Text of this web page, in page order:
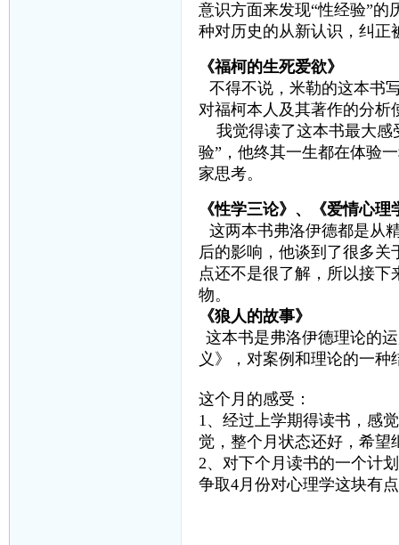
意识方面来发现“性经验”
种对历史的从新认识，纠正
《福柯的生死爱欲》
不得不说，米勒的这本书
对福柯本人及其著作的分析
我觉得读了这本书最大感
验”，他终其一生都在体验
家思考。
《性学三论》、《爱情心理
这两本书弗洛伊德都是从
后的影响，他谈到了很多关
点还不是很了解，所以接
物。
《狼人的故事》
这本书是弗洛伊德理论的
义》，对案例和理论的一
这个月的感受：
1、经过上学期得读书，感
觉，整个月状态还好，希望
2、对下个月读书的一个计
争取4月份对心理学这块有